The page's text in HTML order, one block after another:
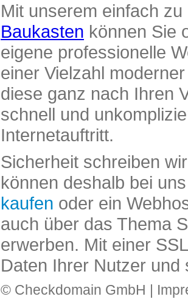
Mit unserem einfach
Baukasten können Sie
eigene professionelle
einer Vielzahl
diese ganz nach Ihren
schnell und
Internetauftritt.
Sicherheit schreiben
können deshalb bei
kaufen oder ein
auch über das Thema
erwerben. Mit einer
Daten Ihrer Nutzer und
© Checkdomain GmbH |